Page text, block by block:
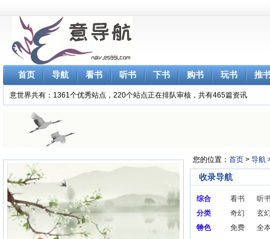
首页 导航 看书 听书 下书 购书 玩书 推
意世界共有：1361个优秀站点，220个站点正在排队审核，共有465篇资讯
您的位置： 首页 > 导航
收录导航
综合 看书
听
分类
奇幻
玄
学
特色 免费 全